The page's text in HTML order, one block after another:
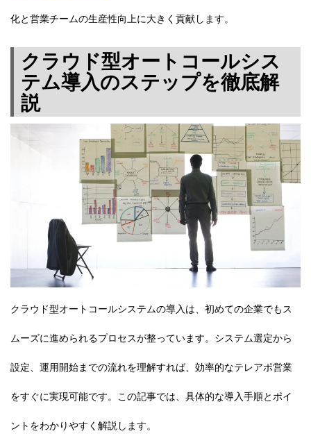
化と営業チームの生産性向上に大きく貢献します。
クラウド型オートコールシス
テム導入のステップを徹底解
説
クラウド型オートコールシステムの導入は、初めての企業でもス
ムーズに進められるプロセスが整っています。システム選定から
設定、運用開始までの流れを理解すれば、効率的なテレアポ営業
をすぐに実現可能です。この記事では、具体的な導入手順とポイ
ントをわかりやすく解説します。